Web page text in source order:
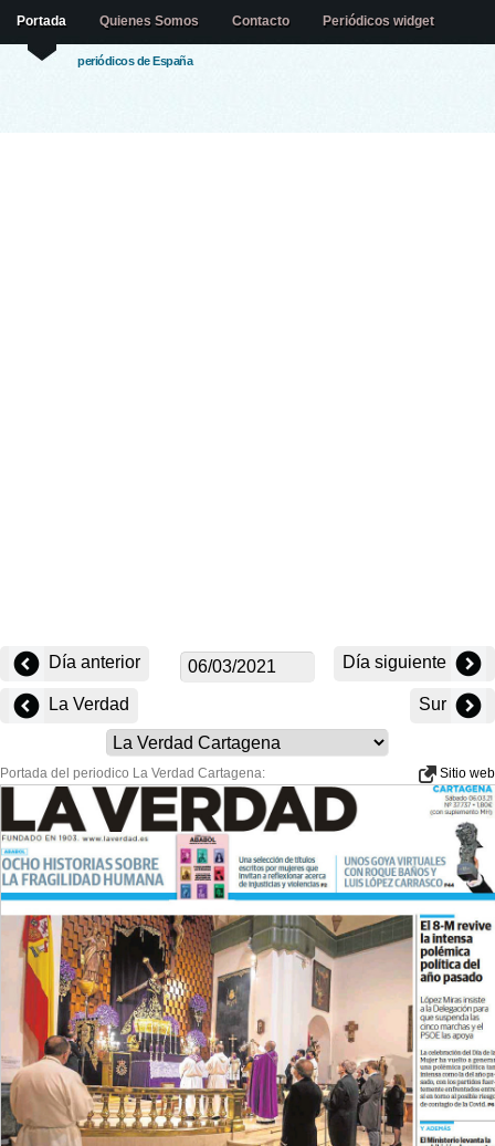
periódicos de España
Portada Quienes Somos Contacto Periódicos widget
Día anterior Día siguiente
La Verdad Sur
Portada del periodico La Verdad Cartagena: Sitio web